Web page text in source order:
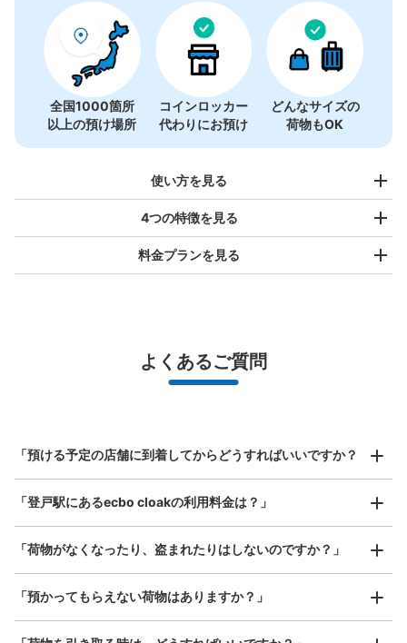
登戸駅から徒歩0 m 本日の営業時間 06:00〜22:00
全国1000箇所
以上の預け場所
コインロッカー
代わりにお預け
どんなサイズの
荷物もOK
使い方を見る
スマホからお店と日時を
指定して事前予約
お店で荷物の写真を
4つの特徴を見る
全国1,000箇所以上と提携
好立地 / 好条件店舗も多数
料金プランを見る
最大辺が45cm未満の大きさのお荷物（リュック、ハンド
バッグ、お手荷物など）
¥800/ 日
器、ベビーカーなど）
よくあるご質問
「預ける予定の店舗に到着してからどうすればいいですか？
「登戸駅にあるecbo cloakの利用料金は？」
「荷物がなくなったり、盗まれたりはしないのですか？」
「預かってもらえない荷物はありますか？」